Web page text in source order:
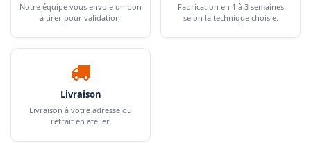
Notre équipe vous envoie un bon
à tirer pour validation.
Fabrication en 1 à 3 semaines
selon la technique choisie.
Livraison
Livraison à votre adresse ou
retrait en atelier.